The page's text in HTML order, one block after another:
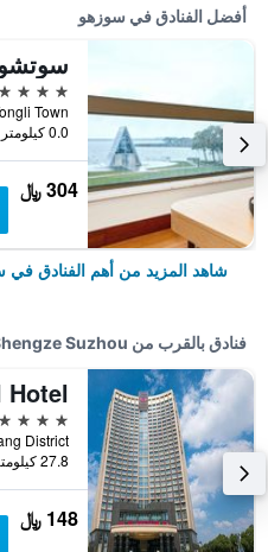
أفضل الفنادق في سوزهو
5 نجوم
0.0 كيلومتر عن وسط المدينة
304 ﷼
شاهد المزيد من أهم الفنادق في
فنادق بالقرب من Mechar Hotel Shengze Suzhou
5 نجوم
27.8 كيلومتر عن وسط المدينة
148 ﷼